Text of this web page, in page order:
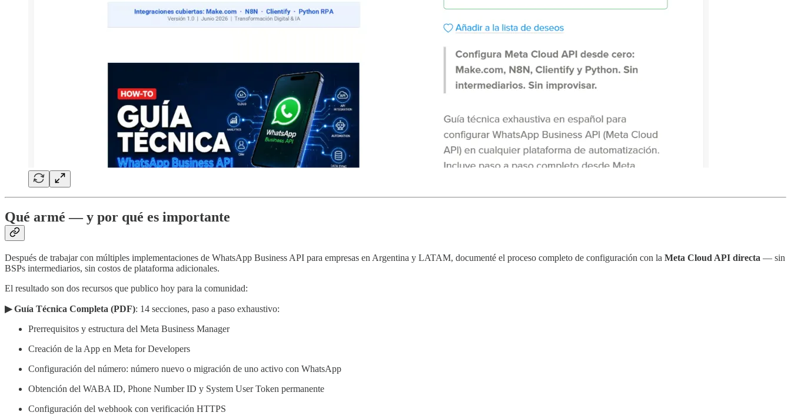
Qué armé — y por qué es importante
Después de trabajar con múltiples implementaciones de WhatsApp Business API para empresas en Argentina y LATAM, documenté el proceso completo de configuración con la Meta Cloud API directa — sin
BSPs intermediarios, sin costos de plataforma adicionales.
El resultado son dos recursos que publico hoy para la comunidad:
▶ Guía Técnica Completa (PDF): 14 secciones, paso a paso exhaustivo:
Prerrequisitos y estructura del Meta Business Manager
Creación de la App en Meta for Developers
Configuración del número: número nuevo o migración de uno activo con WhatsApp
Obtención del WABA ID, Phone Number ID y System User Token permanente
Configuración del webhook con verificación HTTPS